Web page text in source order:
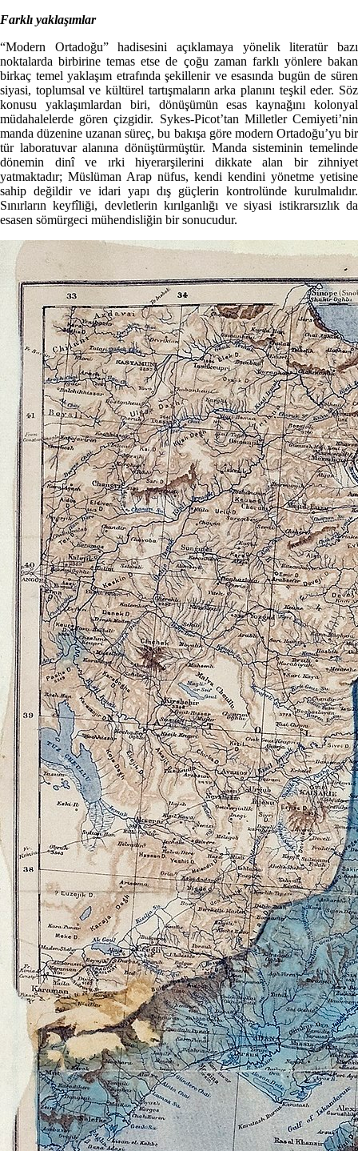
Farklı yaklaşımlar
“Modern Ortadoğu” hadisesini açıklamaya yönelik literatür bazı
noktalarda birbirine temas etse de çoğu zaman farklı yönlere bakan
birkaç temel yaklaşım etrafında şekillenir ve esasında bugün de süren
siyasi, toplumsal ve kültürel tartışmaların arka planını teşkil eder. Söz
konusu yaklaşımlardan biri, dönüşümün esas kaynağını kolonyal
müdahalelerde gören çizgidir. Sykes-Picot’tan Milletler Cemiyeti’nin
manda düzenine uzanan süreç, bu bakışa göre modern Ortadoğu’yu bir
tür laboratuvar alanına dönüştürmüştür. Manda sisteminin temelinde
dönemin dinî ve ırki hiyerarşilerini dikkate alan bir zihniyet
yatmaktadır; Müslüman Arap nüfus, kendi kendini yönetme yetisine
sahip değildir ve idari yapı dış güçlerin kontrolünde kurulmalıdır.
Sınırların keyfîliği, devletlerin kırılganlığı ve siyasi istikrarsızlık da
esasen sömürgeci mühendisliğin bir sonucudur.